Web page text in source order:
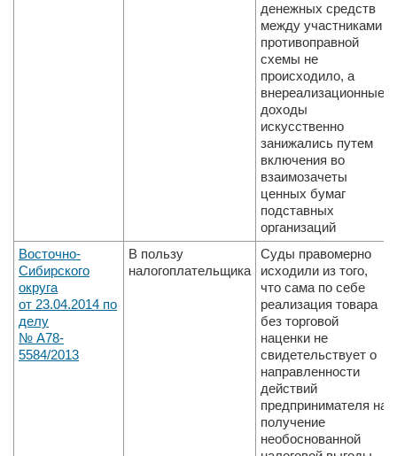
денежных средств
между участниками
противоправной
схемы не
происходило, а
внереализационные
доходы
искусственно
занижались путем
включения во
взаимозачеты
ценных бумаг
подставных
организаций
Восточно­
Сибирского
округа
от 23.04.2014 по
делу
№ А78­
5584/2013
В пользу
налогоплательщика
Суды правомерно
исходили из того,
что сама по себе
реализация товара
без торговой
наценки не
свидетельствует о
направленности
действий
предпринимателя на
получение
необоснованной